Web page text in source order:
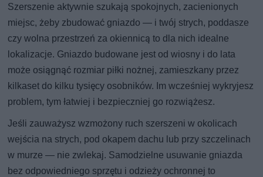
Szerszenie aktywnie szukają spokojnych, zacienionych
miejsc, żeby zbudować gniazdo — i twój strych, poddasze
czy wolna przestrzeń za okiennicą to dla nich idealne
lokalizacje. Gniazdo budowane jest od wiosny i do lata
może osiągnąć rozmiar piłki nożnej, zamieszkany przez
kilkaset do kilku tysięcy osobników. Im wcześniej wykryjesz
problem, tym łatwiej i bezpieczniej go rozwiążesz.
Jeśli zauważysz wzmożony ruch szerszeni w okolicach
wejścia na strych, pod okapem dachu lub przy szczelinach
w murze — nie zwlekaj. Samodzielne usuwanie gniazda
bez odpowiedniego sprzętu i odzieży ochronnej to